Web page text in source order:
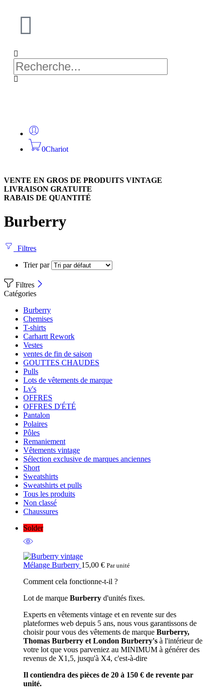
0Chariot
VENTE EN GROS DE PRODUITS VINTAGE
LIVRAISON GRATUITE
RABAIS DE QUANTITÉ
Burberry
Filtres
Trier par
Filtres
Catégories
Burberry
Chemises
T-shirts
Carhartt Rework
Vestes
ventes de fin de saison
GOUTTES CHAUDES
Pulls
Lots de vêtements de marque
Lv's
OFFRES
OFFRES D'ÉTÉ
Pantalon
Polaires
Pôles
Remaniement
Vêtements vintage
Sélection exclusive de marques anciennes
Short
Sweatshirts
Sweatshirts et pulls
Tous les produits
Non classé
Chaussures
Solder
Mélange Burberry 15,00 € Par unité
Comment cela fonctionne-t-il ?
Lot de marque Burberry d'unités fixes.
Experts en vêtements vintage et en revente sur des
plateformes web depuis 5 ans, nous vous garantissons de
choisir pour vous des vêtements de marque Burberry,
Thomas Burberry et London Burberry's à l'intérieur de
votre lot que vous parveniez au MINIMUM à générer des
revenus de X1,5, jusqu'à X4, c'est-à-dire
Il contiendra des pièces de 20 à 150 € de revente par
unité.